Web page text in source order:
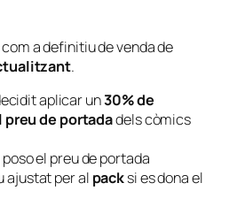
a definitiu de venda de
.
aplicar un30% de
de portadadels còmics
el preu de portada
ajustat per al packsi es dona el